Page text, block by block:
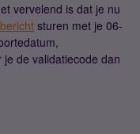
vervelend is dat je nu
sturen met je 06-
de validatiecode dan